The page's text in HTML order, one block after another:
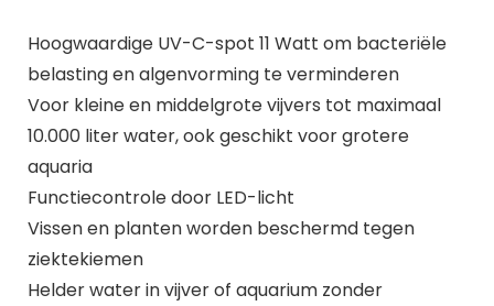
Hoogwaardige UV-C-spot 11 Watt om bacteriële
belasting en algenvorming te verminderen
Voor kleine en middelgrote vijvers tot maximaal
10.000 liter water, ook geschikt voor grotere
aquaria
Functiecontrole door LED-licht
Vissen en planten worden beschermd tegen
ziektekiemen
Helder water in vijver of aquarium zonder